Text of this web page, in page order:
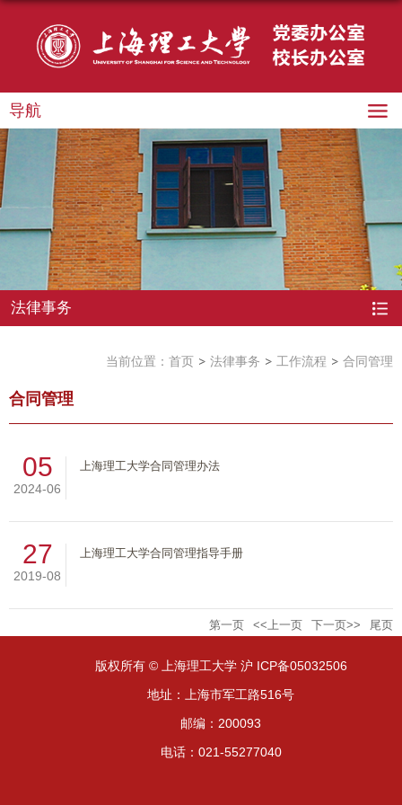
导航
法律事务
当前位置： 首页 法律事务 工作流程 合同管理
合同管理
05
2024-06
上海理工大学合同管理办法
27
2019-08
上海理工大学合同管理指导手册
第一页 <<上一页 下一页>> 尾页
版权所有 © 上海理工大学 沪 ICP备05032506
地址：上海市军工路516号
邮编：200093
电话：021-55277040